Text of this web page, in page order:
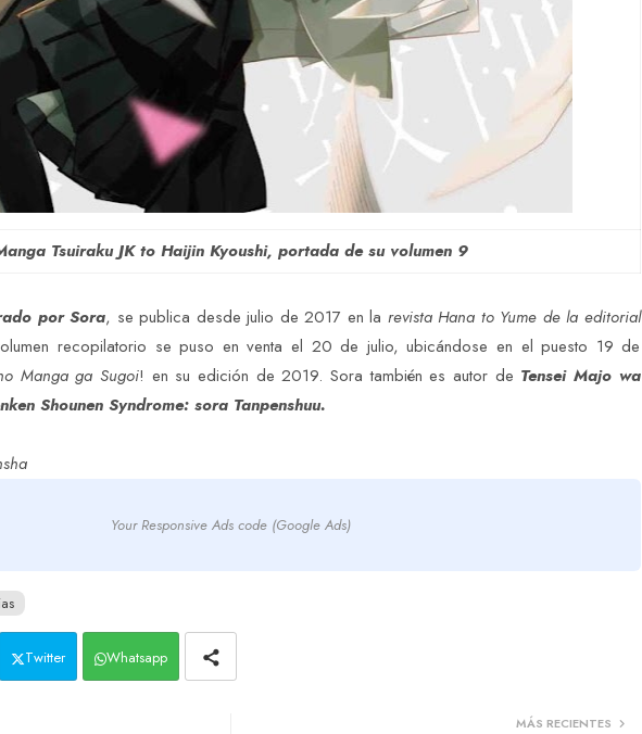
Tsuiraku JK to Haijin Kyoushi, portada de su volumen 9
por Sora, se publica desde julio de 2017 en la revista Hana to Yume de la editorial
recopilatorio se puso en venta el 20 de julio, ubicándose en el puesto 19 de
Manga ga Sugoi! en su edición de 2019. Sora también es autor de Tensei Majo wa
Shounen Syndrome: sora Tanpenshuu.
Your Responsive Ads code (Google Ads)
Twitter Whatsapp
MÁS RECIENTES